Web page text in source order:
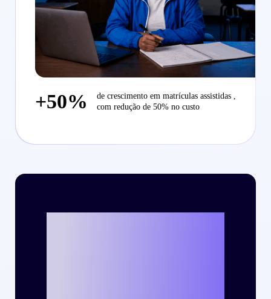
+50%
de crescimento em matrículas assistidas ,
com redução de 50% no custo